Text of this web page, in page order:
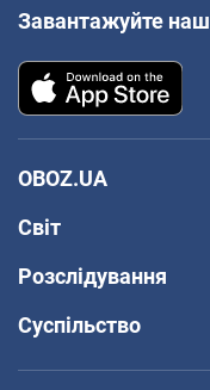
Завантажуйте
OBOZ.UA
Світ
Розслідування
Суспільство